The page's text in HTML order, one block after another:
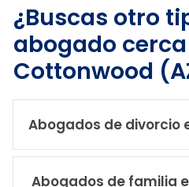
¿Buscas otro
abogado
Cottonwood
Abogados de divorcio
Abogados de familia